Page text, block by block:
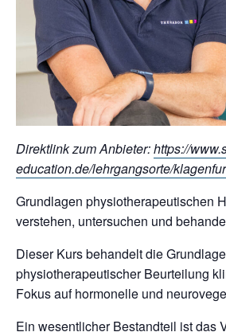
Direktlink zum Anbieter:https://
education.de/lehrgangsorte/
Grundlagen physiotherapeutischen
verstehen, untersuchen und
Dieser Kurs behandelt die
physiotherapeutischer Beurteilung
Fokus auf hormonelle und
Ein wesentlicher Bestandteil ist das